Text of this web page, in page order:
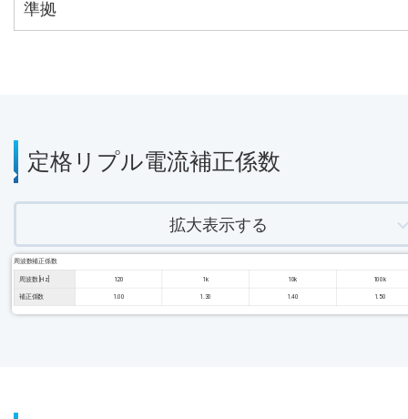
準拠
定格リプル電流補正係数
拡大表示する
周波数補正係数
周波数 [Hz] 120 1k 10k 100k
補正係数 1.00 1.30 1.40 1.50